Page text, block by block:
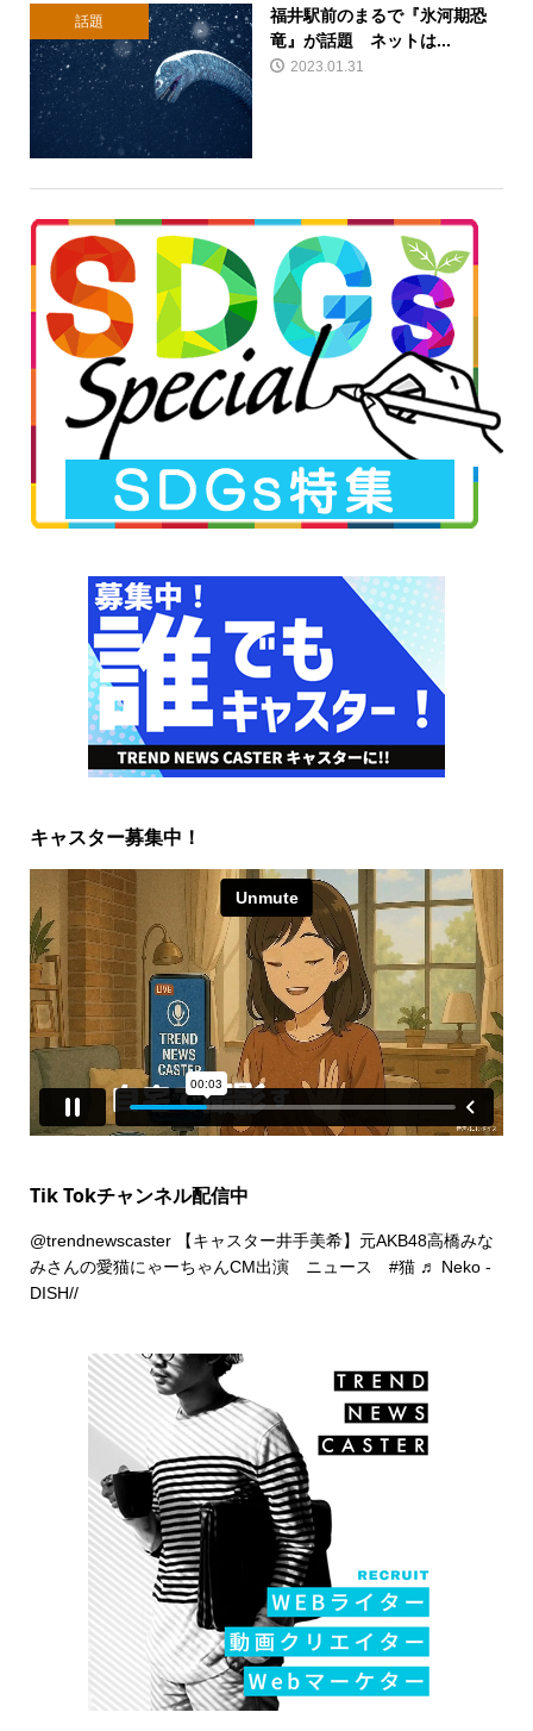
話題
福井駅前のまるで『氷河期恐
竜』が話題 ネットは...
2023.01.31
キャスター募集中！
Tik Tokチャンネル配信中
@trendnewscaster【キャスター井手美希】元AKB48高橋みな
みさんの愛猫にゃーちゃんCM出演 ニュース #猫 ♬ Neko -
DISH//